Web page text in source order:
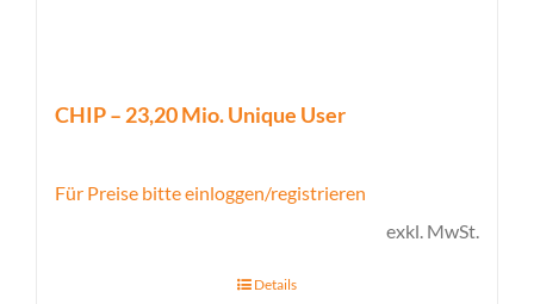
CHIP – 23,20 Mio. Unique User
Für Preise bitte einloggen/registrieren
exkl. MwSt.
Details